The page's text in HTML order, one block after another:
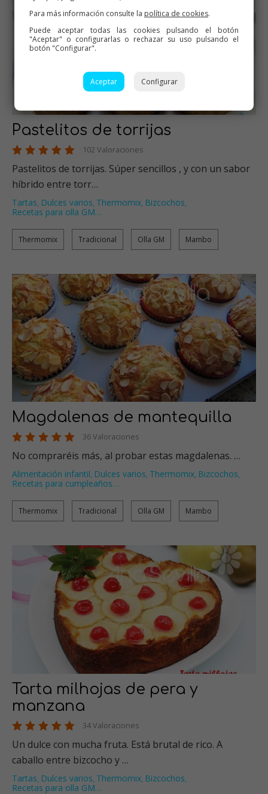
Pastelitos de torrijas
102 Valoraciones
Pastelitos de torrijas. Súper sencillos , y con un sabor
híbrido entre torr…
Tartas, Dulces varios, Thermomix, Bizcochos,
Recetas para olla GM…
Thermomix Tradicional Olla GM Mambo
Magdalenas de mantequilla
36 Valoraciones
No compraréis más, al probar estas magdalenas. …
Alimentación infantil, Dulces varios, Thermomix, Bizcochos,
Recetas para cumpleaños…
Thermomix Tradicional Olla GM Mambo
Tarta milhojas de pera y
manzana
34 Valoraciones
Un dulce con mucha fruta. Está brutal de rico. A
caballo entre bizcocho y …
Tartas, Dulces varios, Thermomix, Bizcochos,
Recetas para olla GM…
Para más información consulte la política de cookies.
Puede aceptar todas las cookies pulsando el botón
"Aceptar" o configurarlas o rechazar su uso pulsando el
botón "Configurar".
Aceptar Configurar